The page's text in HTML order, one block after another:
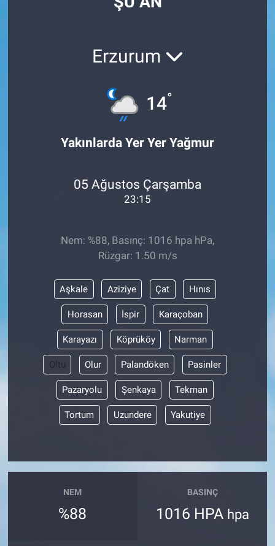
Erzurum
14°
Yakınlarda Yer Yer Yağmur
05 Ağustos Çarşamba
23:15
Nem: %88, Basınç: 1016 hpa hPa,
Rüzgar: 1.50 m/s
Aşkale Aziziye Çat Hınıs
Horasan İspir Karaçoban
Karayazı Köprüköy Narman
Oltu Olur Palandöken Pasinler
Pazaryolu Şenkaya Tekman
Tortum Uzundere Yakutiye
NEM
%88
BASINÇ
1016 HPA hpa